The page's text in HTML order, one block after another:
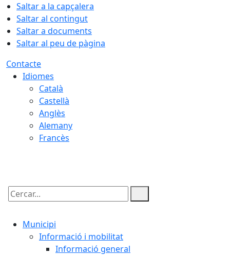
Saltar a la capçalera
Saltar al contingut
Saltar a documents
Saltar al peu de pàgina
Contacte
Idiomes
Català
Castellà
Anglès
Alemany
Francès
Cercar:
Municipi
Informació i mobilitat
Informació general